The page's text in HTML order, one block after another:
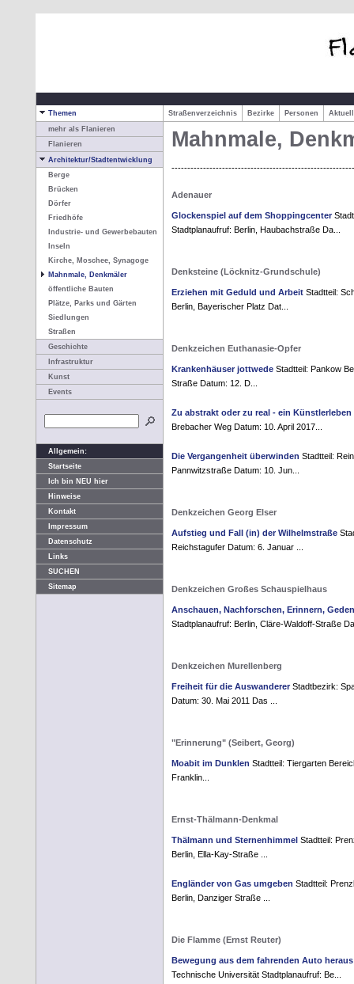
Themen Straßenverzeichnis Bezirke Personen
mehr als Flanieren
Flanieren
Architektur/Stadtentwicklung
Berge
Brücken
Dörfer
Friedhöfe
Industrie- und Gewerbebauten
Inseln
Kirche, Moschee, Synagoge
Mahnmale, Denkmäler
öffentliche Bauten
Plätze, Parks und Gärten
Siedlungen
Straßen
Geschichte
Infrastruktur
Kunst
Events
Allgemein:
Startseite
Ich bin NEU hier
Hinweise
Kontakt
Impressum
Datenschutz
Links
SUCHEN
Sitemap
Mahnmale,
Adenauer
Glockenspiel auf dem Shoppingcenter
Stadtplanaufruf: Berlin, Haubachstraße Da...
Denksteine (Löcknitz-Grundschule)
Erziehen mit Geduld und Arbeit Stadtteil:
Berlin, Bayerischer Platz Dat...
Denkzeichen Euthanasie-Opfer
Krankenhäuser jottwede Stadtteil: Pankow
Straße Datum: 12. D...
Zu abstrakt oder zu real - ein Künstlerleben
Brebacher Weg Datum: 10. April 2017...
Die Vergangenheit überwinden Stadtteil:
Pannwitzstraße Datum: 10. Jun...
Denkzeichen Georg Elser
Aufstieg und Fall (in) der Wilhelmstraße
Reichstagufer Datum: 6. Januar ...
Denkzeichen Großes Schauspielhaus
Anschauen, Nachforschen, Erinnern,
Stadtplanaufruf: Berlin, Cläre-Waldoff-Straße
Denkzeichen Murellenberg
Freiheit für die Auswanderer Stadtbezirk:
Datum: 30. Mai 2011 Das ...
"Erinnerung" (Seibert, Georg)
Moabit im Dunklen Stadtteil: Tiergarten
Franklin...
Ernst-Thälmann-Denkmal
Thälmann und Sternenhimmel Stadtteil:
Berlin, Ella-Kay-Straße ...
Engländer von Gas umgeben Stadtteil:
Berlin, Danziger Straße ...
Die Flamme (Ernst Reuter)
Bewegung aus dem fahrenden Auto heraus
Technische Universität Stadtplanaufruf: Be...